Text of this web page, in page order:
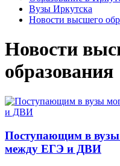
Вузы Иркутска
Новости высшего
Новости
образования
Поступающим в вузы
между ЕГЭ и ДВИ